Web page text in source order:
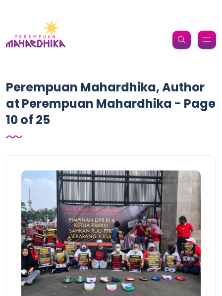
Perempuan Mahardhika, Author
at Perempuan Mahardhika - Page
10 of 25